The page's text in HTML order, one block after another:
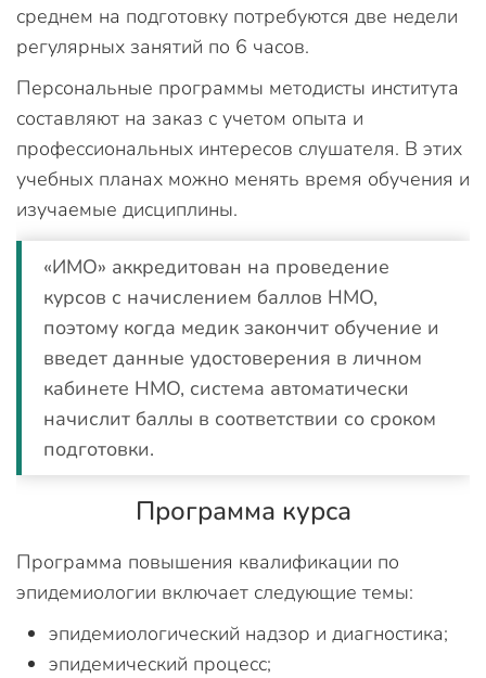
среднем на подготовку потребуются две недели
регулярных занятий по 6 часов.
Персональные программы методисты института
составляют на заказ с учетом опыта и
профессиональных интересов слушателя. В этих
учебных планах можно менять время обучения и
изучаемые дисциплины.
«ИМО» аккредитован на проведение
курсов с начислением баллов НМО,
поэтому когда медик закончит обучение и
введет данные удостоверения в личном
кабинете НМО, система автоматически
начислит баллы в соответствии со сроком
подготовки.
Программа курса
Программа повышения квалификации по
эпидемиологии включает следующие темы:
эпидемиологический надзор и диагностика;
эпидемический процесс;